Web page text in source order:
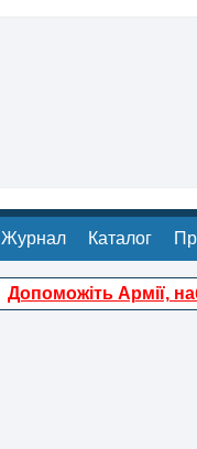
Журнал Каталог
Допоможіть Армії,